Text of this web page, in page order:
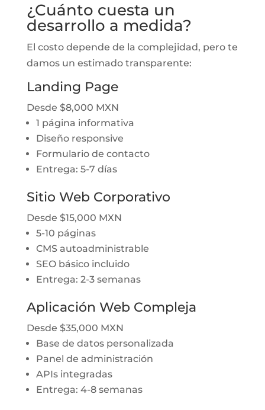
¿Cuánto cuesta un
desarrollo a medida?
El costo depende de la complejidad, pero te
damos un estimado transparente:
Landing Page
Desde $8,000 MXN
1 página informativa
Diseño responsive
Formulario de contacto
Entrega: 5-7 días
Sitio Web Corporativo
Desde $15,000 MXN
5-10 páginas
CMS autoadministrable
SEO básico incluido
Entrega: 2-3 semanas
Aplicación Web Compleja
Desde $35,000 MXN
Base de datos personalizada
Panel de administración
APIs integradas
Entrega: 4-8 semanas